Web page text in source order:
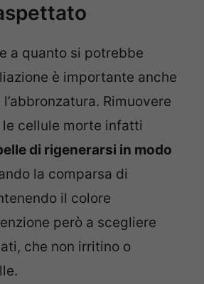
a quanto si potrebbe
è importante anche
Rimuovere
cellule morte infatti
di rigenerarsi in modo
la comparsa di
il colore
però a scegliere
che non irritino o